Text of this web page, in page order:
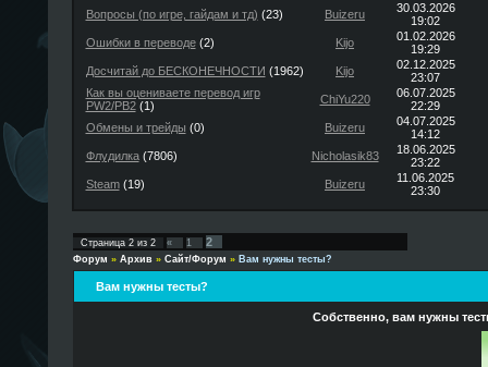
Вопросы (по игре, гайдам и тд) (23) Buizeru
30.03.2026
19:02
Ошибки в переводе(2) Kijo
01.02.2026
19:29
Досчитай до БЕСКОНЕЧНОСТИ (1962) Kijo
02.12.2025
23:07
Как вы оцениваете перевод игр
PW2/PB2(1) ChiYu220
06.07.2025
22:29
Обмены и трейды (0) Buizeru
04.07.2025
14:12
Флудилка(7806) Nicholasik83
18.06.2025
23:22
Steam(19) Buizeru
11.06.2025
23:30
Страница 2из 2 « 1 2
Форум » Архив » Сайт/Форум » Вам нужны тесты?
Вам нужны тесты?
Собственно, вам нужны